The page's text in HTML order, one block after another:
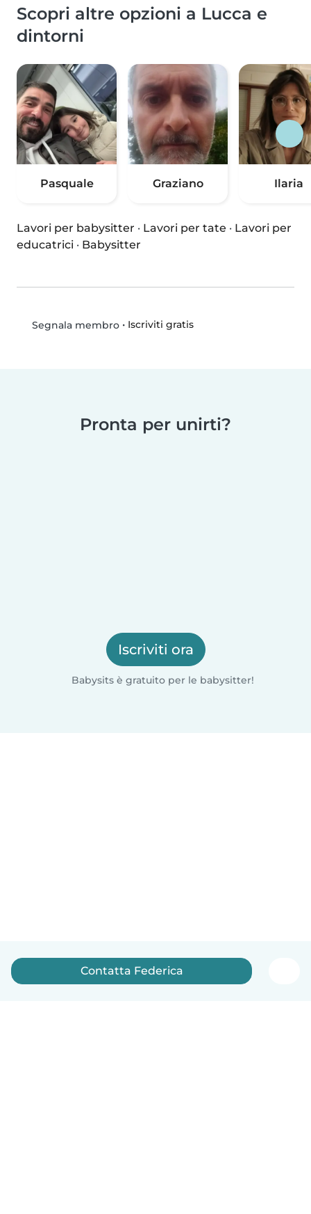
Scopri altre opzioni a Lucca e
dintorni
Pasquale Graziano Ilaria
Lavori per babysitter · Lavori per tate · Lavori per
educatrici · Babysitter
Segnala membro• Iscriviti gratis
Pronta per unirti?
Iscriviti ora
Babysits è gratuito per le babysitter!
Contatta Federica